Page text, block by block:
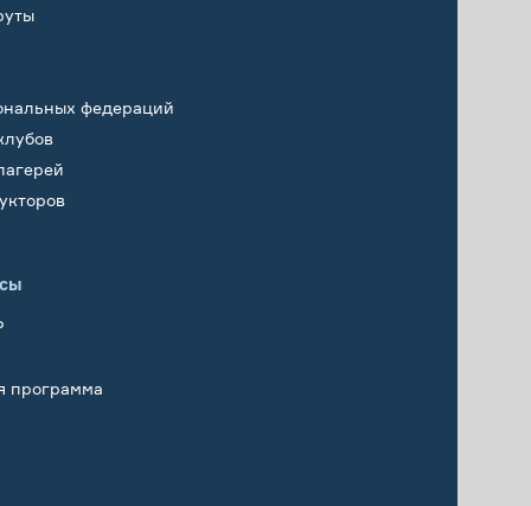
федераций
программа